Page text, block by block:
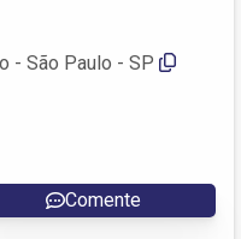
- São Paulo - SP
Comente